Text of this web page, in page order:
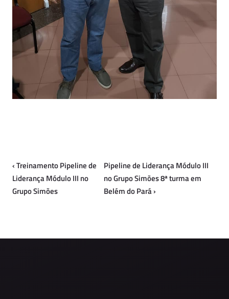
‹Treinamento Pipeline de
Liderança Módulo III no
Grupo Simões
Pipeline de Liderança Módulo III
no Grupo Simões 8ª turma em
Belém do Pará›